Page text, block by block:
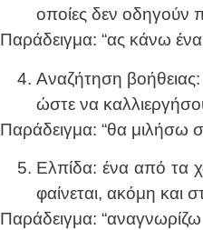
οποίες δεν οδηγούν
Παράδειγμα: “ας κάνω
Αναζήτηση βοήθειας:
ώστε να
Παράδειγμα: “θα μιλήσω
Ελπίδα: ένα από τα
φαίνεται, ακόμη και
Παράδειγμα: